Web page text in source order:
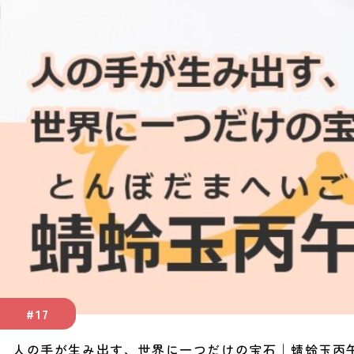
#17
人の手が生み出す、世界に一つだけの宝石｜蜻蛉玉丙